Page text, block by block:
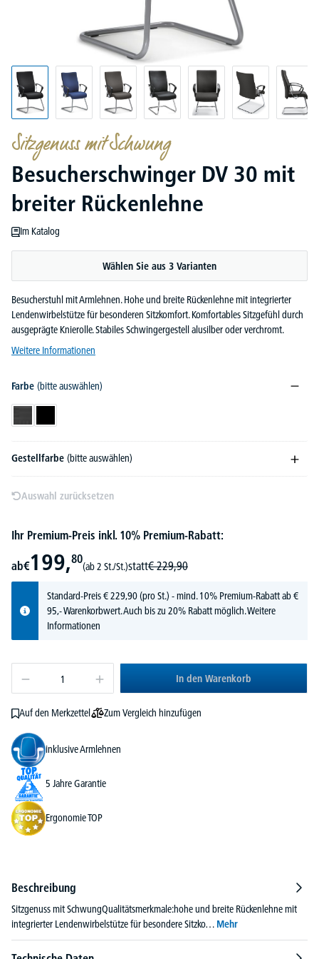
Sitzgenuss mit Schwung
Besucherschwinger DV 30 mit
breiter Rückenlehne
Im Katalog
Wählen Sie aus 3 Varianten
Besucherstuhl mit Armlehnen. Hohe und breite Rückenlehne mit integrierter
Lendenwirbelstütze für besonderen Sitzkomfort. Komfortables Sitzgefühl durch
ausgeprägte Knierolle. Stabiles Schwingergestell alusilber oder verchromt.
Weitere Informationen
Farbe (bitte auswählen)
Gestellfarbe (bitte auswählen)
Auswahl zurücksetzen
Ihr Premium-Preis inkl. 10% Premium-Rabatt:
ab€199,80
(ab 2 St./St.)statt€ 229,90
Standard-Preis€229,90(pro St.) - mind. 10% Premium-Rabatt ab €
95,- Warenkorbwert. Auch bis zu 20% Rabatt möglich.Weitere
Informationen
In den Warenkorb
Auf den Merkzettel Zum Vergleich hinzufügen
inklusive Armlehnen
5 Jahre Garantie
Ergonomie TOP
Beschreibung
Sitzgenuss mit SchwungQualitätsmerkmale:hohe und breite Rückenlehne mit
integrierter Lendenwirbelstütze für besondere Sitzko… Mehr